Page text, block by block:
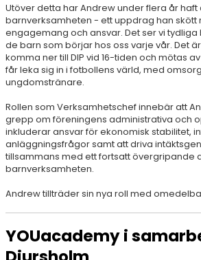
Utöver detta har Andrew under flera år haft
barnverksamheten - ett uppdrag han skött
engagemang och ansvar. Det ser vi
de barn som börjar hos oss varje vår. Det
komma ner till DIP vid 16-tiden och mötas
får leka sig in i fotbollens värld, med
ungdomstränare.
Rollen som Verksamhetschef innebär att
grepp om föreningens administrativa och
inkluderar ansvar för ekonomisk stabilitet,
anläggningsfrågor samt att driva
tillsammans med ett fortsatt övergripande
barnverksamheten.
Andrew tillträder sin nya roll med
YOUacademy i